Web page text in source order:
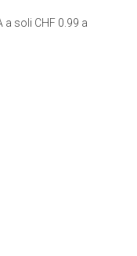
a soli CHF 0.99 a